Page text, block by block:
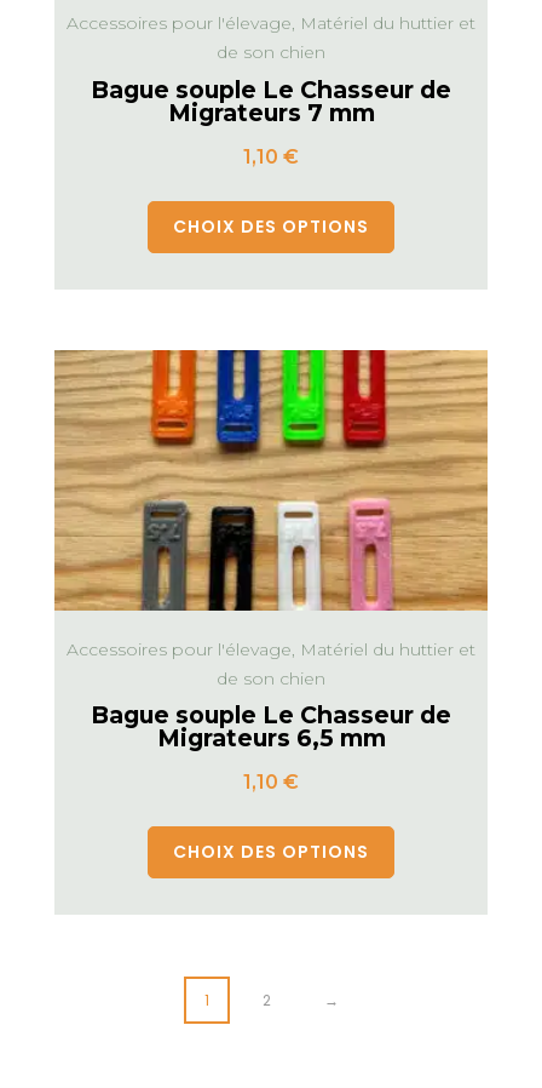
Accessoires pour l'élevage, Matériel du huttier et
de son chien
Bague souple Le Chasseur de
Migrateurs 7 mm
1,10 €
CHOIX DES OPTIONS
Accessoires pour l'élevage, Matériel du huttier et
de son chien
Bague souple Le Chasseur de
Migrateurs 6,5 mm
1,10 €
CHOIX DES OPTIONS
1 2 →